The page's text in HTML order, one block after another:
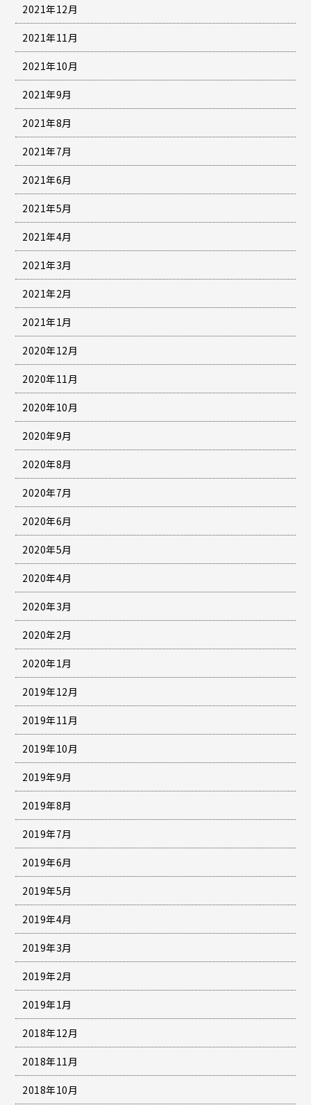
2021年12月
2021年11月
2021年10月
2021年9月
2021年8月
2021年7月
2021年6月
2021年5月
2021年4月
2021年3月
2021年2月
2021年1月
2020年12月
2020年11月
2020年10月
2020年9月
2020年8月
2020年7月
2020年6月
2020年5月
2020年4月
2020年3月
2020年2月
2020年1月
2019年12月
2019年11月
2019年10月
2019年9月
2019年8月
2019年7月
2019年6月
2019年5月
2019年4月
2019年3月
2019年2月
2019年1月
2018年12月
2018年11月
2018年10月